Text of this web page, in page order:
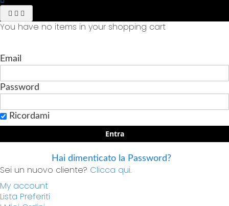
You have no items in your shopping cart
Email
Password
Ricordami
Entra
Hai dimenticato la Password?
Sei un nuovo cliente? Clicca qui.
My account
Lista Preferiti